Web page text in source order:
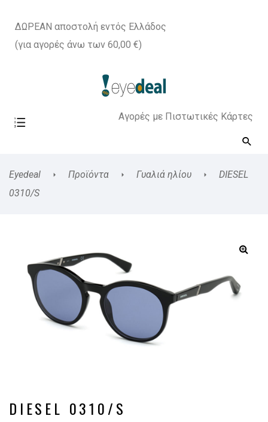
ΔΩΡΕΑΝ αποστολή εντός Ελλάδος
(για αγορές άνω των 60,00 €)
Αγορές με Πιστωτικές Κάρτες
Eyedeal Προϊόντα Γυαλιά ηλίου
DIESEL
0310/S
DIESEL 0310/S